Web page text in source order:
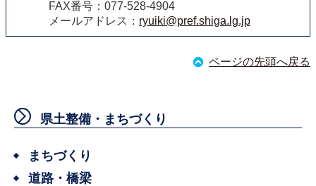
FAX番号：077-528-4904
メールアドレス： ryuiki@pref.shiga.lg.jp
ページの先頭へ戻る
県土整備・まちづくり
まちづくり
道路・橋梁